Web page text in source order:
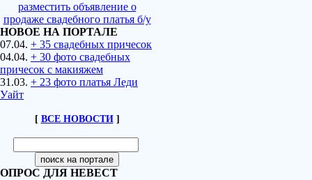
разместить объявление о
продаже свадебного платья б/у
НОВОЕ НА ПОРТАЛЕ
07.04. + 35 свадебных причесок
04.04. + 30 фото свадебных
причесок с макияжем
31.03. + 23 фото платья Леди
Уайт
[ ВСЕ НОВОСТИ]
ОПРОС ДЛЯ НЕВЕСТ